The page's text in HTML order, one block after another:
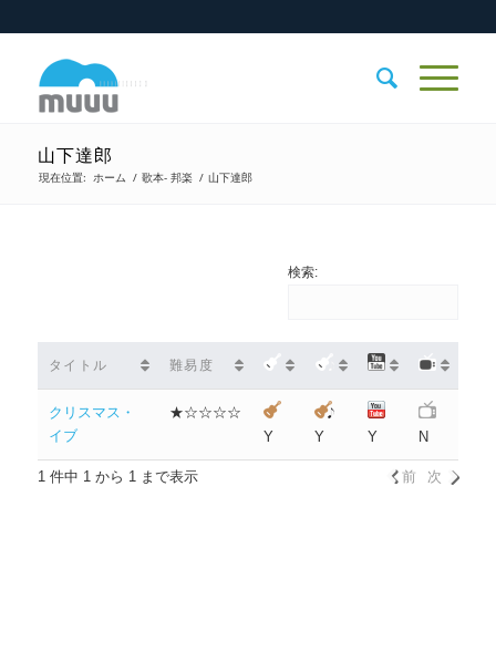
山下達郎
現在位置: ホーム / 歌本- 邦楽 / 山下達郎
検索:
タイトル 難易度
クリスマス・
イブ
★☆☆☆☆
Y
Y Y N
1 件中 1 から 1 まで表示 前 次